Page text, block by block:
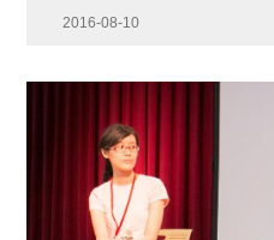
2016-08-10